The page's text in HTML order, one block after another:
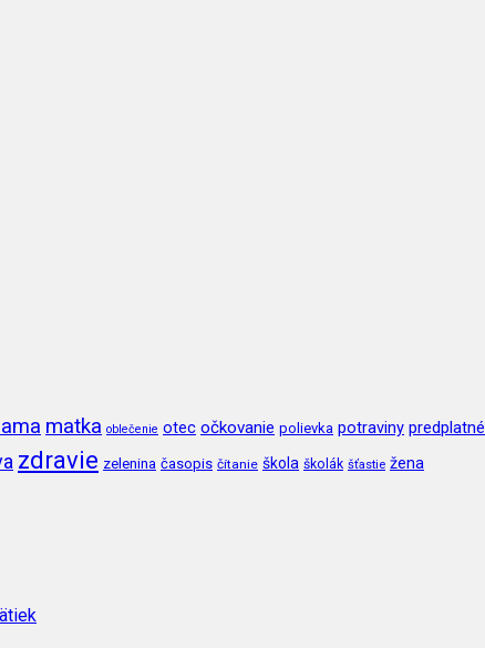
matka oblečenie otec očkovanie polievka potraviny predplatné
zdravie zelenina časopis čítanie škola školák šťastie žena